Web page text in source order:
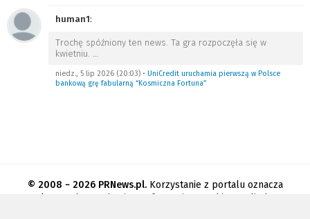
human1:
Trochę spóźniony ten news. Ta gra rozpoczęła się w
kwietniu. …
niedz., 5 lip 2026 (20:03) • UniCredit uruchamia pierwszą w Polsce
bankową grę fabularną “Kosmiczna Fortuna”
© 2008 − 2026 PRNews.pl.Korzystanie z portalu oznacza
akceptację
regulaminu Informacja o cookies
Polityka